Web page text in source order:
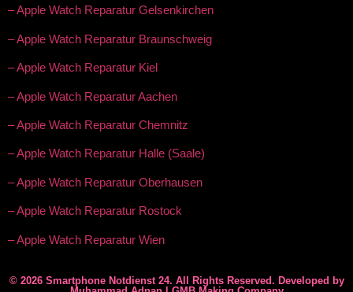
– Apple Watch Reparatur Gelsenkirchen
– Apple Watch Reparatur Braunschweig
– Apple Watch Reparatur Kiel
– Apple Watch Reparatur Aachen
– Apple Watch Reparatur Chemnitz
– Apple Watch Reparatur Halle (Saale)
– Apple Watch Reparatur Oberhausen
– Apple Watch Reparatur Rostock
– Apple Watch Reparatur Wien
© 2026 Smartphone Notdienst 24. All Rights Reserved. Developed by